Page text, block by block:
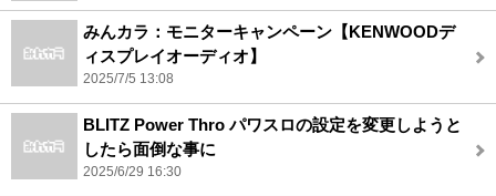
みんカラ：モニターキャンペーン【KENWOODデ
ィスプレイオーディオ】
2025/7/5 13:08
BLITZ Power Thro パワスロの設定を変更しようと
したら面倒な事に
2025/6/29 16:30